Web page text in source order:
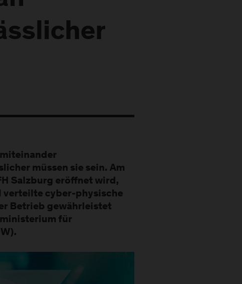
müssen sie sein. Am
Salzburg eröffnet wird,
verteilte cyber-physische
Betrieb gewährleistet
für